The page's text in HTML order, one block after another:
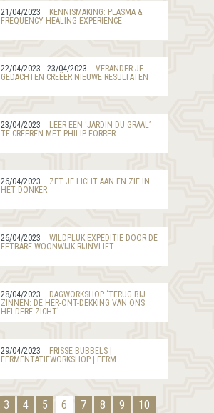
21/04/2023
KENNISMAKING: PLASMA &
FREQUENCY HEALING EXPERIENCE
22/04/2023 - 23/04/2023
VERANDER JE
GEDACHTEN CREËER NIEUWE RESULTATEN
23/04/2023
LEER EEN ‘JARDIN DU GRAAL’
TE CREËREN MET PHILIP FORRER
26/04/2023
ZET JE LICHT AAN EN ZIE IN
HET DONKER
26/04/2023
WILDPLUK EXPEDITIE DOOR DE
EETBARE WOONWIJK RIJNVLIET
28/04/2023
DAGWORKSHOP ‘TERUG BIJ
ZINNEN: DE HER-ONT-DEKKING VAN ONS
HELDERE ZICHT’
29/04/2023
FRISSE BUBBELS |
FERMENTATIEWORKSHOP | FERM
3 4 5 6 7 8 9 10